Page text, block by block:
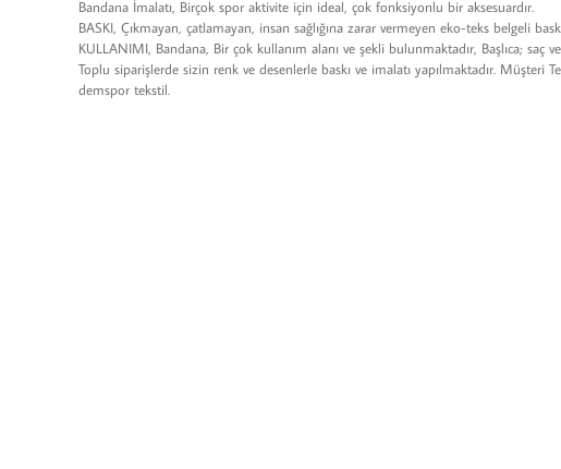
Bandana İmalatı, Birçok spor aktivite için ideal, çok fonksiyonlu bir aksesuardır.
BASKI, Çıkmayan, çatlamayan, insan sağlığına zarar vermeyen eko-teks belgeli
KULLANIMI, Bandana, Bir çok kullanım alanı ve şekli bulunmaktadır, Başlıca; saç
Toplu siparişlerde sizin renk ve desenlerle baskı ve imalatı yapılmaktadır.
demspor tekstil.